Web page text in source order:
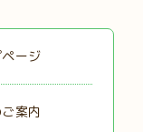
ージ
案内